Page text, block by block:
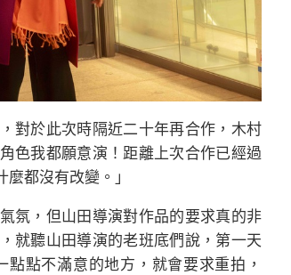
對於此次時隔近二十年再合作，木村
色我都願意演！距離上次合作已經過
都沒有改變。」
氛，但山田導演對作品的要求真的非
就聽山田導演的老班底們說，第一天
點不滿意的地方，就會要求重拍，